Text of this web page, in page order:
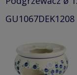
GU1067DEK1208